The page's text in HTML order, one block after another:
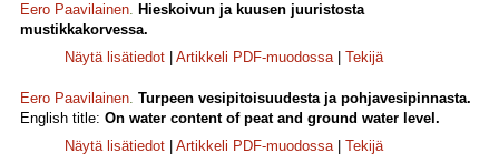
Eero Paavilainen. Hieskoivun ja kuusen juuristosta
mustikkakorvessa.
Näytä lisätiedot
Artikkeli PDF-muodossa| Tekijä
Eero Paavilainen. Turpeen vesipitoisuudesta ja pohjavesipinnasta.
English title: On water content of peat and ground water level.
Näytä lisätiedot
Artikkeli PDF-muodossa| Tekijä